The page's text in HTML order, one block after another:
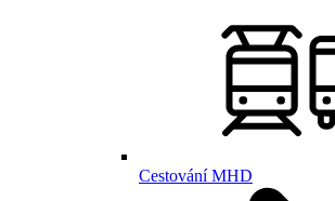
Cestování MHD